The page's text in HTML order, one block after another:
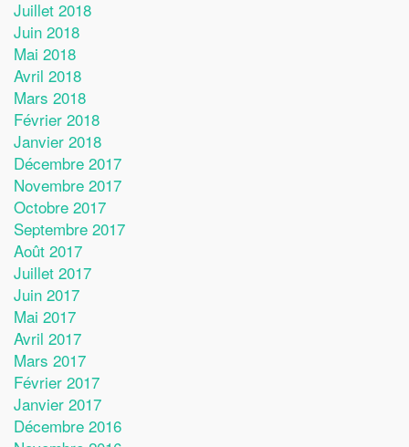
Juillet 2018
Juin 2018
Mai 2018
Avril 2018
Mars 2018
Février 2018
Janvier 2018
Décembre 2017
Novembre 2017
Octobre 2017
Septembre 2017
Août 2017
Juillet 2017
Juin 2017
Mai 2017
Avril 2017
Mars 2017
Février 2017
Janvier 2017
Décembre 2016